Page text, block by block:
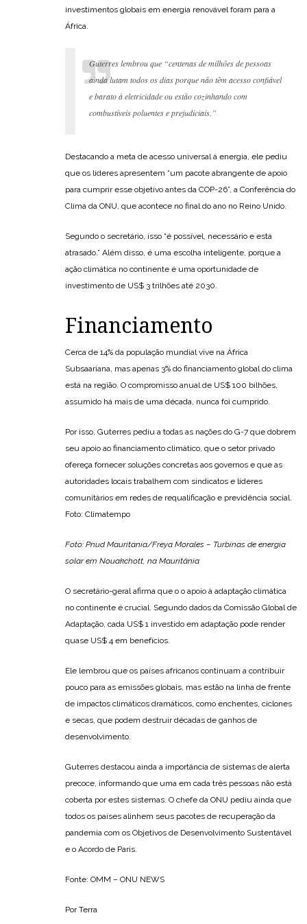
investimentos globais em energia renovável foram para a
África.
Guterres lembrou que “centenas de milhões de pessoas
ainda lutam todos os dias porque não têm acesso confiável
e barato à eletricidade ou estão cozinhando com
combustíveis poluentes e prejudiciais.”
Destacando a meta de acesso universal à energia, ele pediu
que os líderes apresentem “um pacote abrangente de apoio
para cumprir esse objetivo antes da COP-26”, a Conferência do
Clima da ONU, que acontece no final do ano no Reino Unido.
Segundo o secretário, isso “é possível, necessário e está
atrasado.” Além disso, é uma escolha inteligente, porque a
ação climática no continente é uma oportunidade de
investimento de US$ 3 trilhões até 2030.
Financiamento
Cerca de 14% da população mundial vive na África
Subsaariana, mas apenas 3% do financiamento global do clima
está na região. O compromisso anual de US$ 100 bilhões,
assumido há mais de uma década, nunca foi cumprido.
Por isso, Guterres pediu a todas as nações do G-7 que dobrem
seu apoio ao financiamento climático, que o setor privado
ofereça fornecer soluções concretas aos governos e que as
autoridades locais trabalhem com sindicatos e líderes
comunitários em redes de requalificação e previdência social.
Foto: Climatempo
Foto: Pnud Mauritania/Freya Morales – Turbinas de energia
solar em Nouakchott, na Mauritânia
O secretário-geral afirma que o o apoio à adaptação climática
no continente é crucial. Segundo dados da Comissão Global de
Adaptação, cada US$ 1 investido em adaptação pode render
quase US$ 4 em benefícios.
Ele lembrou que os países africanos continuam a contribuir
pouco para as emissões globais, mas estão na linha de frente
de impactos climáticos dramáticos, como enchentes, ciclones
e secas, que podem destruir décadas de ganhos de
desenvolvimento.
Guterres destacou ainda a importância de sistemas de alerta
precoce, informando que uma em cada três pessoas não está
coberta por estes sistemas. O chefe da ONU pediu ainda que
todos os países alinhem seus pacotes de recuperação da
pandemia com os Objetivos de Desenvolvimento Sustentável
e o Acordo de Paris.
Fonte: OMM – ONU NEWS
Por Terra